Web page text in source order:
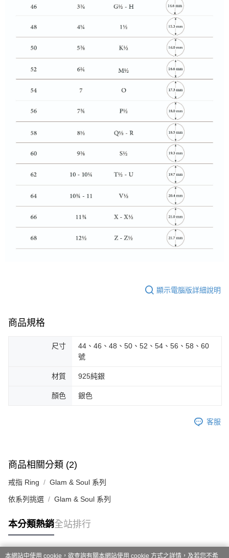
顯示電腦版詳細說明
商品規格
尺寸
44、46、48、50、52、54、56、58、60
號
材質 925純銀
顏色 銀色
客服
商品相關分類 (2)
戒指 Ring Glam & Soul 系列
依系列挑選 Glam & Soul 系列
本分類熱銷全站排行
本網站中使用 cookie，欲查詢有關本網站使用 cookie 方式之詳情，及若您不希